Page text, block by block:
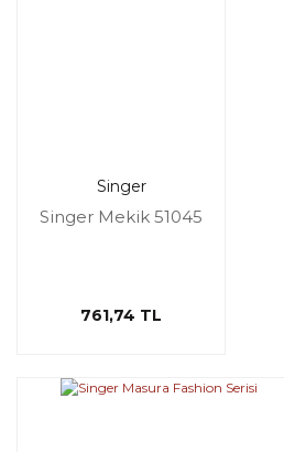
Singer
Singer Mekik 51045
761,74 TL